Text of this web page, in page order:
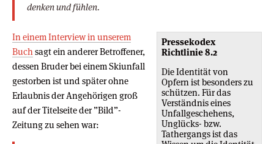
denken und fühlen.
Pressekodex
Richtlinie 8.2
Die Identität von
Opfern ist besonders zu
schützen. Für das
Verständnis eines
Unfallgeschehens,
Unglücks- bzw.
Tathergangs ist das
In einem Interview in unserem
Buch sagt ein anderer Betroffener,
dessen Bruder bei einem Skiunfall
gestorben ist und später ohne
Erlaubnis der Angehörigen groß
auf der Titelseite der ”Bild”-
Zeitung zu sehen war: